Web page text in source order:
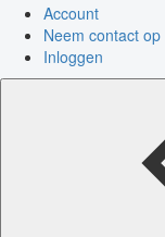
Account
Neem contact op
Inloggen